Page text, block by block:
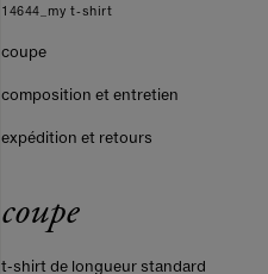
14644_my t-shirt
coupe
composition et entretien
expédition et retours
coupe
t-shirt de longueur standard